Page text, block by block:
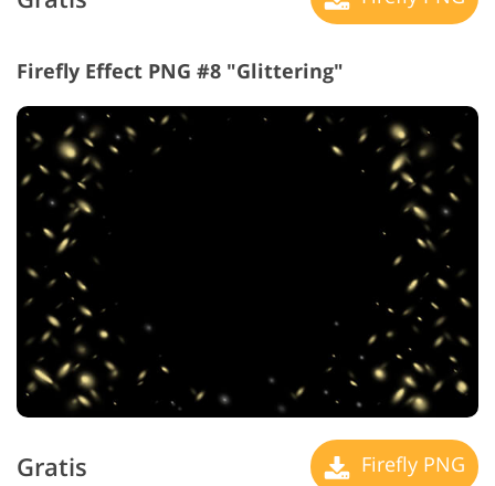
Firefly Effect PNG #8 "Glittering"
Gratis Firefly PNG